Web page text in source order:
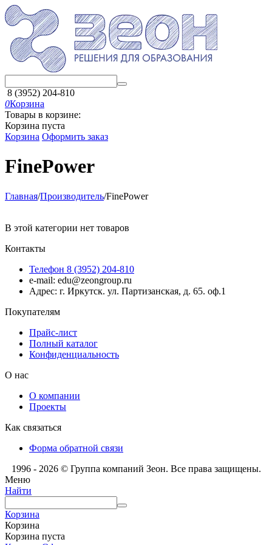
8 (3952) 204-810
0Корзина
Товары в корзине:
Корзина пуста
Корзина Оформить заказ
FinePower
Главная/Производитель/FinePower
В этой категории нет товаров
Контакты
Телефон 8 (3952) 204-810
e-mail: edu@zeongroup.ru
Адрес: г. Иркутск. ул. Партизанская, д. 65. оф.1
Покупателям
Прайс-лист
Полный каталог
Конфиденциальность
О нас
О компании
Проекты
Как связаться
Форма обратной связи
1996 - 2026 © Группа компаний Зеон. Все права защищены.
Меню
Найти
Корзина
Корзина
Корзина пуста